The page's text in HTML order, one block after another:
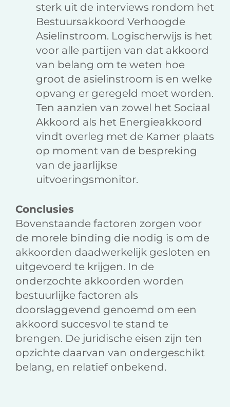
sterk uit de interviews rondom het
Bestuursakkoord Verhoogde
Asielinstroom. Logischerwijs is het
voor alle partijen van dat akkoord
van belang om te weten hoe
groot de asielinstroom is en welke
opvang er geregeld moet worden.
Ten aanzien van zowel het Sociaal
Akkoord als het Energieakkoord
vindt overleg met de Kamer plaats
op moment van de bespreking
van de jaarlijkse
uitvoeringsmonitor.
Conclusies
Bovenstaande factoren zorgen voor
de morele binding die nodig is om de
akkoorden daadwerkelijk gesloten en
uitgevoerd te krijgen. In de
onderzochte akkoorden worden
bestuurlijke factoren als
doorslaggevend genoemd om een
akkoord succesvol te stand te
brengen. De juridische eisen zijn ten
opzichte daarvan van ondergeschikt
belang, en relatief onbekend.